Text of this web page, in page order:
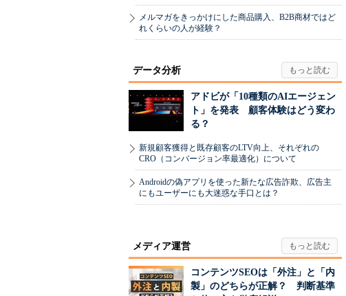
メルマガをきっかけにした商品購入、B2B商材ではど
れくらいの人が経験？
データ分析
アドビが「10種類のAIエージェン
ト」を発表 顧客体験はどう変わ
る？
新規顧客獲得と既存顧客のLTV向上、それぞれの
CRO（コンバージョン率最適化）について
Androidの偽アプリを使った新たな広告詐欺、広告主
にもユーザーにも大迷惑な手口とは？
メディア運営
コンテンツSEOは「外注」と「内
製」のどちらが正解？ 判断基準